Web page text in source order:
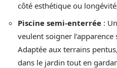
côté esthétique ou
Piscine semi-enterrée :
veulent soigner
Adaptée aux terrains
dans le jardin tout en